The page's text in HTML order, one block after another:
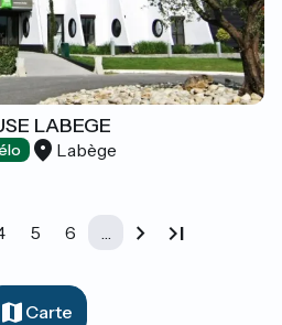
LABEGE
Labège
5 6 …
Carte